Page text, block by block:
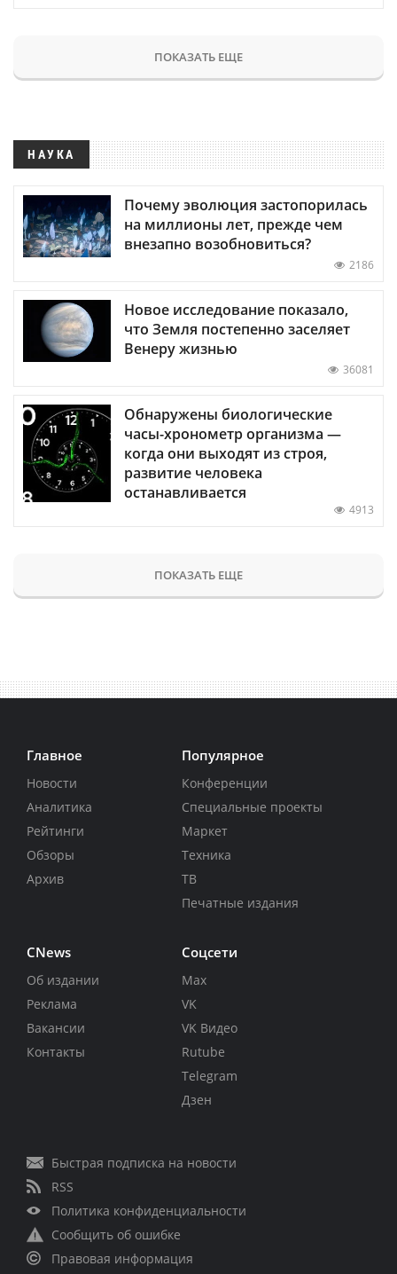
ПОКАЗАТЬ ЕЩЕ
НАУКА
Почему эволюция застопорилась
на миллионы лет, прежде чем
внезапно возобновиться?
2186
Новое исследование показало,
что Земля постепенно заселяет
Венеру жизнью
36081
Обнаружены биологические
часы-хронометр организма —
когда они выходят из строя,
развитие человека
останавливается
4913
ПОКАЗАТЬ ЕЩЕ
Главное
Новости
Аналитика
Рейтинги
Обзоры
Архив
Популярное
Конференции
Специальные проекты
Маркет
Техника
ТВ
Печатные издания
CNews
Об издании
Реклама
Вакансии
Контакты
Соцсети
Max
VK
VK Видео
Rutube
Telegram
Дзен
Быстрая подписка на новости
RSS
Политика конфиденциальности
Сообщить об ошибке
Правовая информация